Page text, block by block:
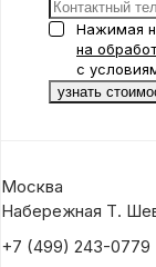
Нажимая
на
с
Москва
Набережная Т.
+7 (499) 243-0779